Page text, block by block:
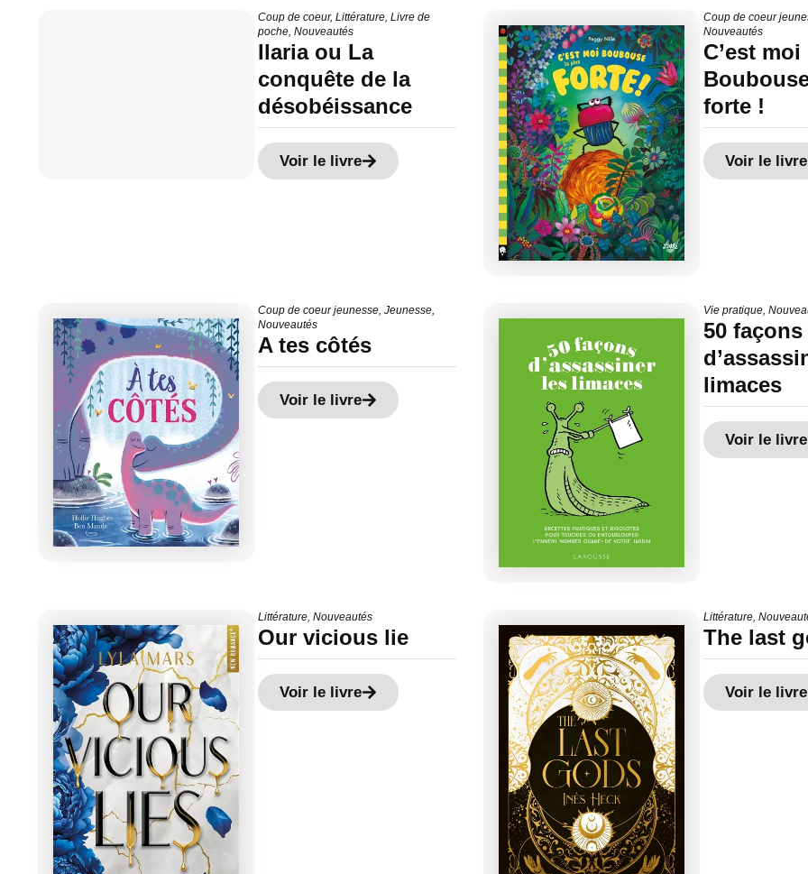
Coup de coeur,Littérature ,Livre de
poche ,Nouveautés
Ilaria ou La
conquête de la
désobéissance
Voir le livre
Coup de coeur
Nouveautés
C’est moi
forte !
Voir le livre
Coup de coeur jeunesse,Jeunesse,
Nouveautés
A tes côtés
Voir le livre
Vie pratique,
50 façons
limaces
Voir le livre
Littérature,Nouveautés
Our vicious lie
Voir le livre
Littérature,
The last
Voir le livre